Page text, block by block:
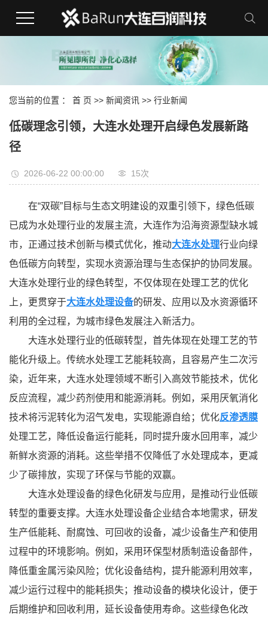
您当前的位置 ： 首 页 >> 新闻资讯 >> 行业新闻
低碳理念引领，大连水处理开启绿色发展新路
径
2026-06-22 00:00:00 15次
在“双碳”目标与生态文明建设的双重引领下，绿色低碳
已成为水处理行业的发展主流，大连作为沿海资源型缺水城
市，正通过技术创新与模式优化，推动大连水处理行业向绿
色低碳方向转型，实现水资源治理与生态保护的协同发展。
大连水处理行业的绿色转型，不仅体现在处理工艺的优化
上，更贯穿于大连水处理设备的研发、应用以及水资源循环
利用的全过程，为城市绿色发展注入新活力。
大连水处理行业的低碳转型，首先体现在处理工艺的节
能化升级上。传统水处理工艺能耗较高，且容易产生二次污
染，近年来，大连水处理领域不断引入高效节能技术，优化
反应流程，减少药剂使用和能源消耗。例如，采用厌氧消化
技术将污泥转化为沼气发电，实现能源自给；优化反渗透膜
处理工艺，降低设备运行能耗，同时提升废水回用率，减少
新鲜水资源的消耗。这些举措不仅降低了水处理成本，更减
少了碳排放，实现了环保与节能的双赢。
大连水处理设备的绿色化研发与应用，是推动行业低碳
转型的重要支撑。大连水处理设备企业结合本地需求，研发
生产低能耗、耐腐蚀、可回收的设备，减少设备生产和使用
过程中的环境影响。例如，采用环保型材质制造设备部件，
降低重金属污染风险；优化设备结构，提升能源利用效率，
减少运行过程中的能耗损失；推动设备的模块化设计，便于
后期维护和回收利用，延长设备使用寿命。这些绿色化改